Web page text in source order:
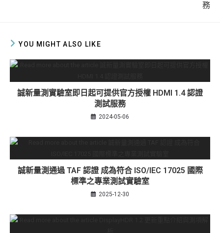
務
YOU MIGHT ALSO LIKE
誠新量測實驗室即日起可提供官方授權 HDMI 1.4 認證
測試服務
2024-05-06
誠新量測通過 TAF 認證 成為符合 ISO/IEC 17025 國際
標準之專業測試實驗室
2025-12-30